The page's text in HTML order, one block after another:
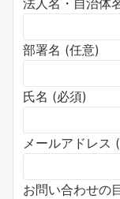
部署名 (任意)
氏名 (必須)
メールアドレス
お問い合わせの